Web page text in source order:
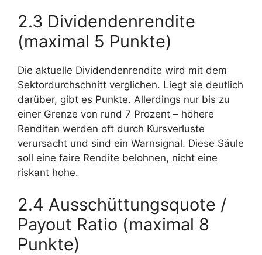
2.3 Dividendenrendite
(maximal 5 Punkte)
Die aktuelle Dividendenrendite wird mit dem
Sektordurchschnitt verglichen. Liegt sie deutlich
darüber, gibt es Punkte. Allerdings nur bis zu
einer Grenze von rund 7 Prozent – höhere
Renditen werden oft durch Kursverluste
verursacht und sind ein Warnsignal. Diese Säule
soll eine faire Rendite belohnen, nicht eine
riskant hohe.
2.4 Ausschüttungsquote /
Payout Ratio (maximal 8
Punkte)